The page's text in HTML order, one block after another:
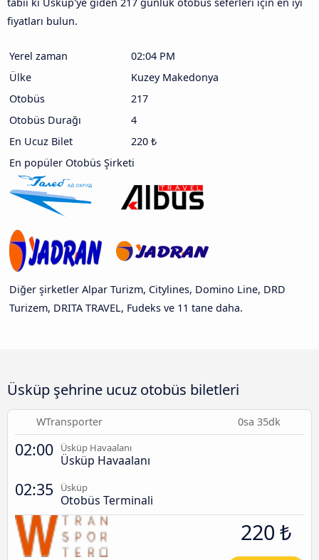
fiyatları bulun.
Yerel zaman
02:04 PM
Ülke
Kuzey Makedonya
Otobüs
217
Otobüs Durağı
4
En Ucuz Bilet
220 ₺
En popüler Otobüs Şirketi
Diğer şirketler Alpar Turizm, Citylines, Domino Line, DRD
Turizem, DRITA TRAVEL, Fudeks ve 11 tane daha.
Üsküp şehrine ucuz otobüs biletleri
WTransporter 0sa 35dk
02:00 Üsküp Havaalanı
Üsküp Havaalanı
02:35 Üsküp
Otobüs Terminali
220 ₺